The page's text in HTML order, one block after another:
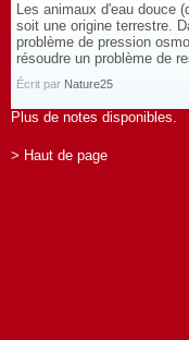
Les animaux d'eau douce
soit une origine terrestre.
problème de pression
résoudre un problème de
Écrit par Nature25
Plus de notes disponibles.
> Haut de page